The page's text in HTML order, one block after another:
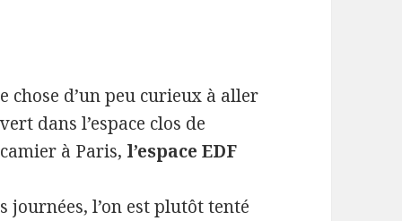
chose d’un peu curieux à aller
dans l’espace clos de
à Paris, l’espace EDF
journées, l’on est plutôt tenté